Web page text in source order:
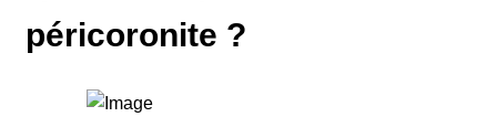
péricoronite ?